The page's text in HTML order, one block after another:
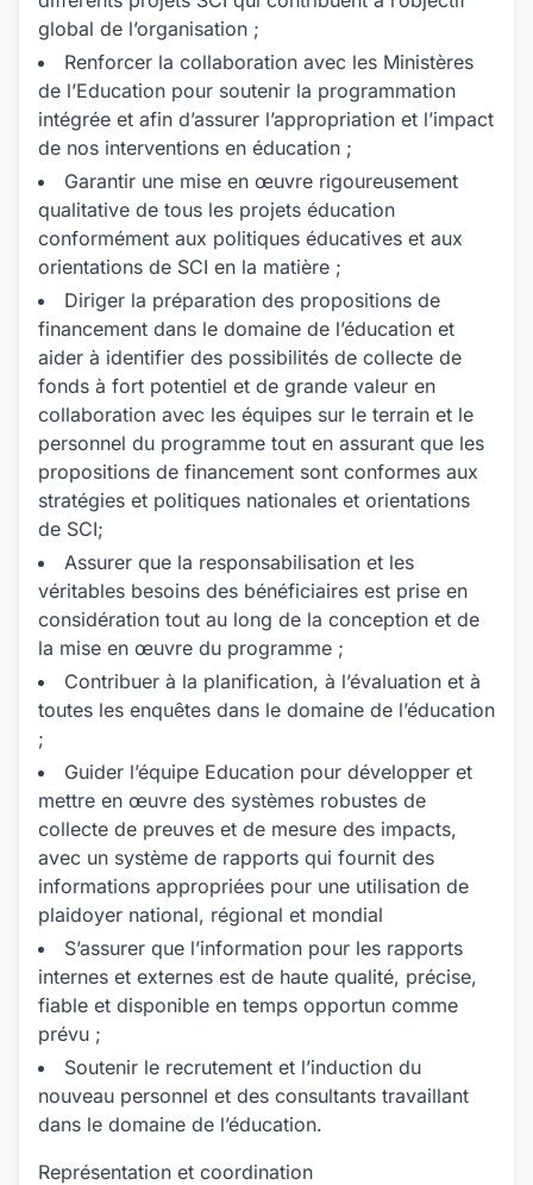
global de l’organisation ;
Renforcer la collaboration avec les Ministères
de l’Education pour soutenir la programmation
intégrée et afin d’assurer l’appropriation et l’impact
de nos interventions en éducation ;
Garantir une mise en œuvre rigoureusement
qualitative de tous les projets éducation
conformément aux politiques éducatives et aux
orientations de SCI en la matière ;
Diriger la préparation des propositions de
financement dans le domaine de l’éducation et
aider à identifier des possibilités de collecte de
fonds à fort potentiel et de grande valeur en
collaboration avec les équipes sur le terrain et le
personnel du programme tout en assurant que les
propositions de financement sont conformes aux
stratégies et politiques nationales et orientations
de SCI;
Assurer que la responsabilisation et les
véritables besoins des bénéficiaires est prise en
considération tout au long de la conception et de
la mise en œuvre du programme ;
Contribuer à la planification, à l’évaluation et à
toutes les enquêtes dans le domaine de l’éducation
;
Guider l’équipe Education pour développer et
mettre en œuvre des systèmes robustes de
collecte de preuves et de mesure des impacts,
avec un système de rapports qui fournit des
informations appropriées pour une utilisation de
plaidoyer national, régional et mondial
S’assurer que l’information pour les rapports
internes et externes est de haute qualité, précise,
fiable et disponible en temps opportun comme
prévu ;
Soutenir le recrutement et l’induction du
nouveau personnel et des consultants travaillant
dans le domaine de l’éducation.
Représentation et coordination